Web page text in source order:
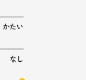
かたい
なし